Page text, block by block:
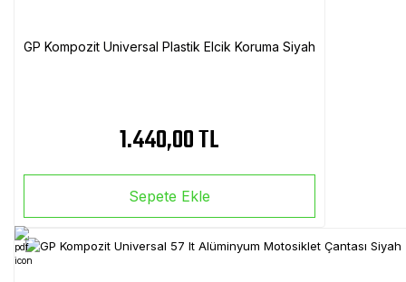
GP Kompozit Universal Plastik Elcik Koruma Siyah
1.440,00 TL
Sepete Ekle